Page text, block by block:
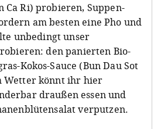
Ca Ri) probieren, Suppen-
am besten eine Pho und
unbedingt unser
den panierten Bio-
Kokos-Sauce (Bun Dau Sot
Wetter könnt ihr hier
draußen essen und
verputzen.